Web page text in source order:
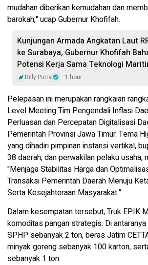
mudahan diberikan kemudahan dan
barokah," ucap Gubernur Khofifah.
Kunjungan Armada Angkatan Laut
ke Surabaya, Gubernur Khofifah
Potensi Kerja Sama Teknologi
Billy Putra 1 hour
Pelepasan ini merupakan rangkaian
Level Meeting Tim Pengendali Inflasi
Perluasan dan Percepatan Digitalisasi
Pemerintah Provinsi Jawa Timur. Tema
yang dihadiri pimpinan instansi vertikal,
38 daerah, dan perwakilan pelaku usaha,
"Menjaga Stabilitas Harga dan
Transaksi Pemerintah Daerah Menuju
Serta Kesejahteraan Masyarakat."
Dalam kesempatan tersebut, Truk EPIK
komoditas pangan strategis. Di
SPHP sebanyak 2 ton, beras Jatim
minyak goreng sebanyak 100 karton,
sebanyak 1 ton.